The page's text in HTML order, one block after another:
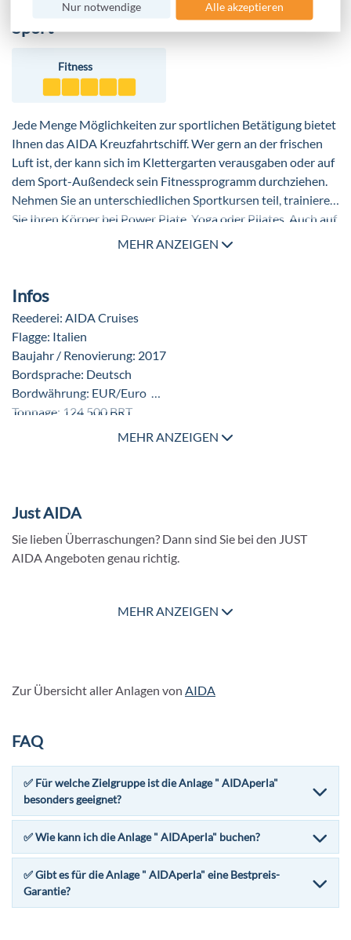
ganz besonderes Erlebnis sorgt. Alle Nachtschwärmer
und im Casino können Sie Ihr Glück auf die Probe stellen.
Sport
Fitness
Jede Menge Möglichkeiten zur sportlichen Betätigung bietet
Ihnen das AIDA Kreuzfahrtschiff. Wer gern an der frischen
Luft ist, der kann sich im Klettergarten verausgaben oder auf
dem Sport-Außendeck sein Fitnessprogramm durchziehen.
Nehmen Sie an unterschiedlichen Sportkursen teil, trainieren
Sie Ihren Körper bei Power Plate, Yoga oder Pilates. Auch auf
Ihr tägliches Jogging-Programm müssen Sie nicht verzichten,
sind für alle Passagiere, die gern in der Mannschaft spielen,
perfekt geeignet. Sogar Minigolf können Sie an Bord der
AIDAperla spielen.
MEHR ANZEIGEN
Infos
Reederei: AIDA Cruises
Flagge: Italien
Baujahr / Renovierung: 2017
Bordsprache: Deutsch
Bordwährung: EUR/Euro
Tonnage: 124.500 BRT
Länge / Breite / Tiefgang: 300,00 m / 37,60 m / 8,10 m
Decks / Passagierdecks: 18 (davon Passagierdecks: 15)
Passagiere / Kabinen: 3.286 (bei Doppelbelegung) / 1.643
Rollstuhlgerechte Kabinen: vorhanden 18
MEHR ANZEIGEN
Just AIDA
Sie lieben Überraschungen? Dann sind Sie bei den JUST
AIDA Angeboten genau richtig.
Unsere JUST AIDA Angebote finden Sie hier
MEHR ANZEIGEN
Zur Übersicht aller Anlagen von AIDA
FAQ
✅ Für welche Zielgruppe ist die Anlage " AIDAperla"
besonders geeignet?
✅ Wie kann ich die Anlage " AIDAperla" buchen?
✅ Gibt es für die Anlage " AIDAperla" eine Bestpreis-
Garantie?
Nur notwendige Alle akzeptieren